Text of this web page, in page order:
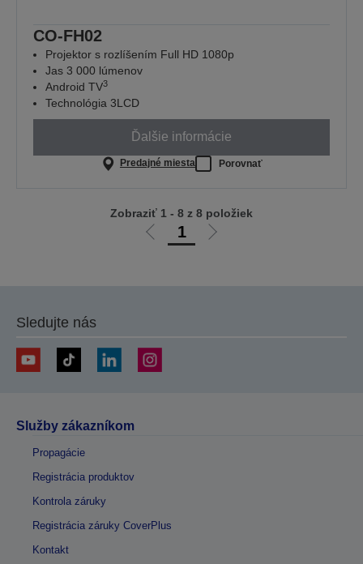
CO-FH02
Projektor s rozlíšením Full HD 1080p
Jas 3 000 lúmenov
Android TV3
Technológia 3LCD
Ďalšie informácie
Predajné miesta Porovnať
Ísť
1
Ísť
Zobraziť 1 - 8 z 8 položiek
Sledujte nás
Služby zákazníkom
Propagácie
Registrácia produktov
Kontrola záruky
Registrácia záruky CoverPlus
Kontakt